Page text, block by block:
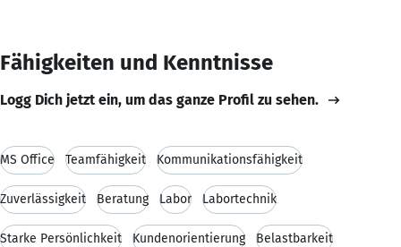
Fähigkeiten und Kenntnisse
Logg Dich jetzt ein, um das ganze Profil zu sehen.
MS Office Teamfähigkeit Kommunikationsfähigkeit
Zuverlässigkeit Beratung Labor Labortechnik
Starke Persönlichkeit Kundenorientierung Belastbarkeit